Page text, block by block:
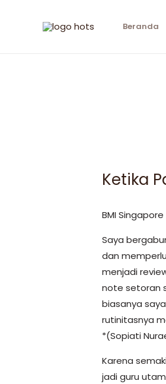
Beranda
Ketika
BMI Singapore
Saya
dan
menjadi
note setoran
biasanya
rutinitasnya
*(Sopiati
Karena
jadi guru